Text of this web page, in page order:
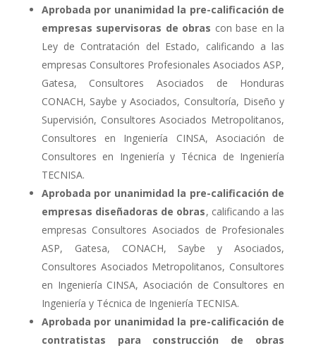
Aprobada por unanimidad la pre-calificación de
empresas supervisoras de obras con base en la
Ley de Contratación del Estado, calificando a las
empresas Consultores Profesionales Asociados ASP,
Gatesa, Consultores Asociados de Honduras
CONACH, Saybe y Asociados, Consultoría, Diseño y
Supervisión, Consultores Asociados Metropolitanos,
Consultores en Ingeniería CINSA, Asociación de
Consultores en Ingeniería y Técnica de Ingeniería
TECNISA.
Aprobada por unanimidad la pre-calificación de
empresas diseñadoras de obras, calificando a las
empresas Consultores Asociados de Profesionales
ASP, Gatesa, CONACH, Saybe y Asociados,
Consultores Asociados Metropolitanos, Consultores
en Ingeniería CINSA, Asociación de Consultores en
Ingeniería y Técnica de Ingeniería TECNISA.
Aprobada por unanimidad la pre-calificación de
contratistas para construcción de obras